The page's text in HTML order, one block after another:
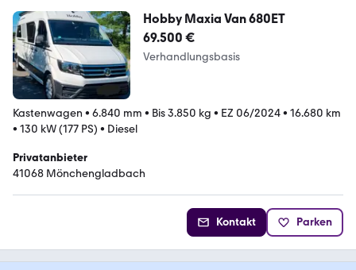
Hobby Maxia Van 680ET
69.500 €
Verhandlungsbasis
Kastenwagen • 6.840 mm • Bis 3.850 kg • EZ 06/2024• 16.680 km
• 130 kW (177 PS) • Diesel
Privatanbieter
41068 Mönchengladbach
Kontakt Parken